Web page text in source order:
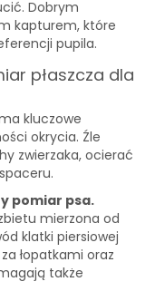
Dobrym
kapturem, które
pupila.
płaszcza dla
kluczowe
okrycia. Źle
zwierzaka, ocierać
pomiar psa.
mierzona od
klatki piersiowej
łopatkami oraz
także